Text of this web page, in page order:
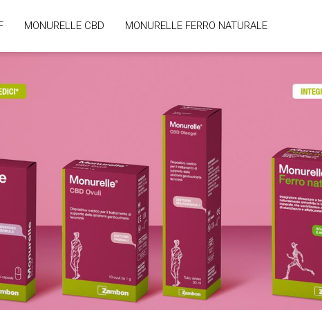
MONURELLE CBD MONURELLE FERRO NATURALE